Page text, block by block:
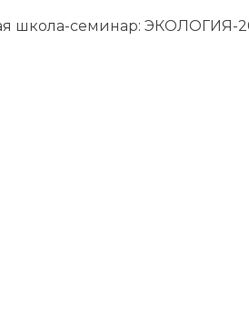
школа-семинар: